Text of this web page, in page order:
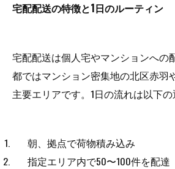
宅配配送の特徴と1日のルーティン
宅配配送は個人宅やマンションへの
都ではマンション密集地の北区赤羽
主要エリアです。1日の流れは以下の
朝、拠点で荷物積み込み
指定エリア内で50〜100件を配達